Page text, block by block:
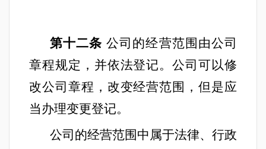
第十二条 公司的经营范围由公司
章程规定，并依法登记。公司可以修
改公司章程，改变经营范围，但是应
当办理变更登记。
公司的经营范围中属于法律、行政